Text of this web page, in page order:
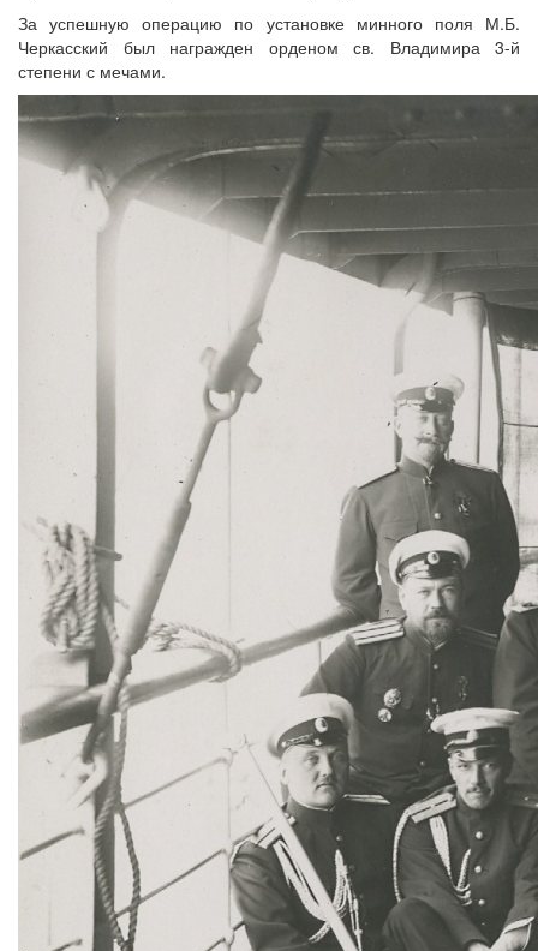
За успешную операцию по установке минного поля М.Б.
Черкасский был награжден орденом св. Владимира 3-й
степени с мечами.